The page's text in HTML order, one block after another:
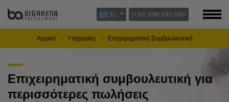
EL (+30) 698 599 5951
ΣΧΕΤΙΚΆ ΜΕ ΕΜΆΣ
Αρχική Υπηρεσίες Επιχειρηματική Συμβουλευτική
Επιχειρηματική συμβουλευτική για
περισσότερες πωλήσεις